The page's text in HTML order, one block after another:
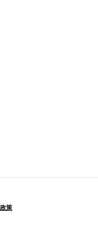
策